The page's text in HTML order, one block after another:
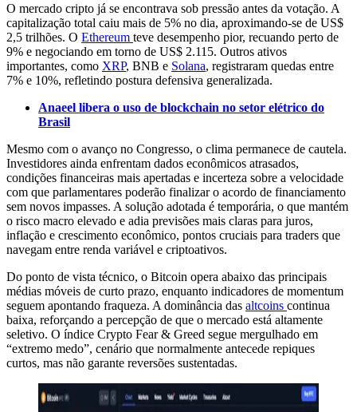
O mercado cripto já se encontrava sob pressão antes da votação. A
capitalização total caiu mais de 5% no dia, aproximando-se de US$
2,5 trilhões. O Ethereum teve desempenho pior, recuando perto de
9% e negociando em torno de US$ 2.115. Outros ativos
importantes, como XRP, BNB e Solana, registraram quedas entre
7% e 10%, refletindo postura defensiva generalizada.
Anaeel libera o uso de blockchain no setor elétrico do
Brasil
Mesmo com o avanço no Congresso, o clima permanece de cautela.
Investidores ainda enfrentam dados econômicos atrasados,
condições financeiras mais apertadas e incerteza sobre a velocidade
com que parlamentares poderão finalizar o acordo de financiamento
sem novos impasses. A solução adotada é temporária, o que mantém
o risco macro elevado e adia previsões mais claras para juros,
inflação e crescimento econômico, pontos cruciais para traders que
navegam entre renda variável e criptoativos.
Do ponto de vista técnico, o Bitcoin opera abaixo das principais
médias móveis de curto prazo, enquanto indicadores de momentum
seguem apontando fraqueza. A dominância das altcoins continua
baixa, reforçando a percepção de que o mercado está altamente
seletivo. O índice Crypto Fear & Greed segue mergulhado em
“extremo medo”, cenário que normalmente antecede repiques
curtos, mas não garante reversões sustentadas.